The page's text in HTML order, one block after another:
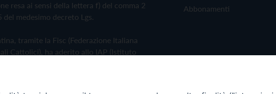
resa ai sensi della lettera f) del comma 2
del medesimo decreto Lgs.
tramite la Fisc (Federazione Italiana
Cattolici), ha aderito allo IAP (Istituto
Abbonamenti